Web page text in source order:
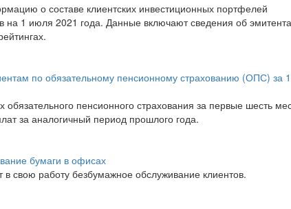
о составе клиентских инвестиционных портфелей
на 1 июля 2021 года. Данные включают сведения об
по обязательному пенсионному страхованию (ОПС) за 1
пенсионного страхования за первые шесть
за аналогичный период прошлого года.
бумаги в офисах
свою работу безбумажное обслуживание клиентов.